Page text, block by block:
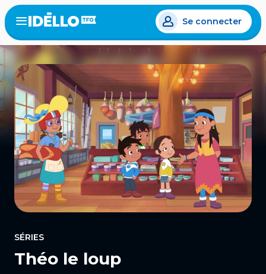
Aller
au
contenu
principal
Open
menu
Se connecter
SÉRIES
Théo le loup